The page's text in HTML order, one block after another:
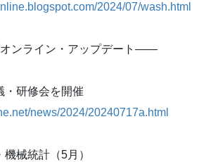
2024/07/wash.html
ンライン・アップデート——
研修会を開催
news/2024/20240717a.html
械統計（5月）